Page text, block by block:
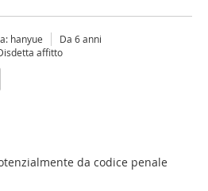
hanyue
Da 6 anni
affitto
da codice penale